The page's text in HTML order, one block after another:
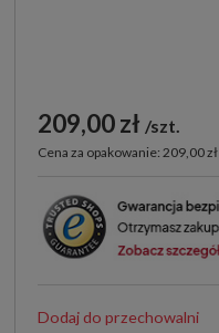
209,00 zł szt.
Cena za opakowanie: 209,00 zł
Dodaj do przechowalni